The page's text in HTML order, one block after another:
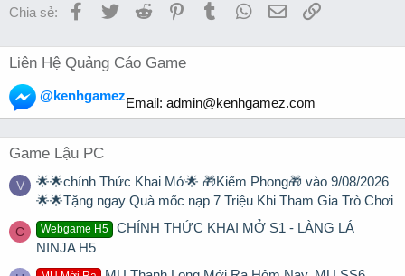
Chia sẻ: Facebook
TwitterReddit PinterestTumblrWhatsApp
EmailLink
Liên Hệ Quảng Cáo Game
@kenhgamezEmail: admin@kenhgamez.com
Game Lậu PC
V
🌟🌟chính Thức Khai Mở🌟 🎁Kiếm Phong🎁 vào 9/08/2026
🌟🌟Tặng ngay Quà mốc nạp 7 Triệu Khi Tham Gia Trò Chơi
C Webgame H5
CHÍNH THỨC KHAI MỞ S1 - LÀNG LÁ
NINJA H5